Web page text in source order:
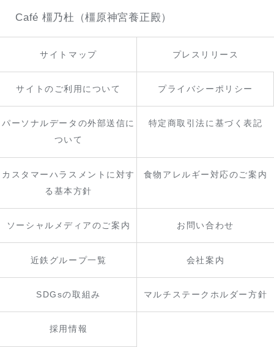
Café 橿乃杜（橿原神宮養正殿）
サイトマップ プレスリリース
サイトのご利用について プライバシーポリシー
パーソナルデータの外部送信に
ついて
特定商取引法に基づく表記
カスタマーハラスメントに対す
る基本方針
食物アレルギー対応のご案内
ソーシャルメディアのご案内 お問い合わせ
近鉄グループ一覧 会社案内
SDGsの取組み マルチステークホルダー方針
採用情報